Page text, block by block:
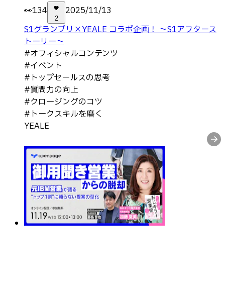
👀134
2
2025/11/13
S1グランプリ×YEALE コラボ企画！ ～S1アフタース
トーリー～
#オフィシャルコンテンツ
#イベント
# トップセールスの思考
#質問力の向上
#クロージングのコツ
# トークスキルを磨く
YEALE